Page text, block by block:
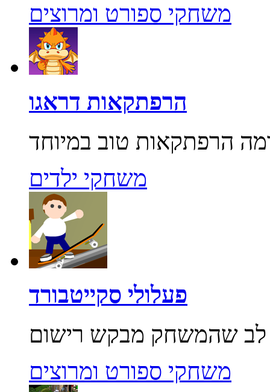
משחקי ספורט ומרוצים
הרפתקאות דראגו
משחקי ילדים
פעלולי סקייטבורד
משחקי ספורט ומרוצים